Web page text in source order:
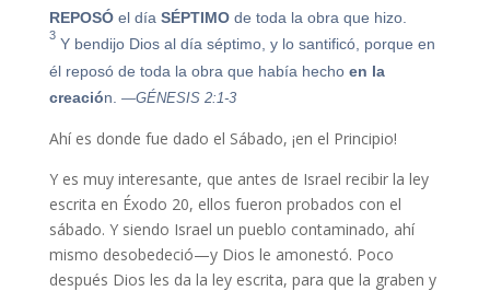
REPOSÓel día SÉPTIMOde toda la obra que hizo.
3Y bendijo Dios al día séptimo, y lo santificó, porque en
él reposó de toda la obra que había hechoen la
creación. —GÉNESIS 2:1-3
Ahí es donde fue dado el Sábado, ¡en el Principio!
Y es muy interesante, que antes de Israel recibir la ley
escrita en Éxodo 20, ellos fueron probados con el
sábado. Y siendo Israel un pueblo contaminado, ahí
mismo desobedeció—y Dios le amonestó. Poco
después Dios les da la ley escrita, para que la graben y